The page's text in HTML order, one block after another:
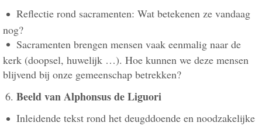
Reflectie rond sacramenten: Wat betekenen ze vandaag
nog?
Sacramenten brengen mensen vaak eenmalig naar de
kerk (doopsel, huwelijk …). Hoe kunnen we deze mensen
blijvend bij onze gemeenschap betrekken?
Beeld van Alphonsus de Liguori
Inleidende tekst rond het deugddoende en noodzakelijke